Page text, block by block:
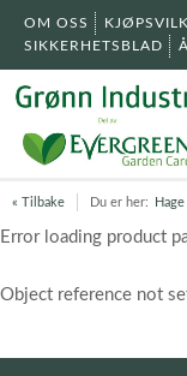
OM OSS
SIKKERHETSBLAD
« Tilbake Du er her:
Error loading product
Object reference not